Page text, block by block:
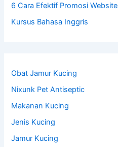
6 Cara Efektif Promosi Website
Kursus Bahasa Inggris
Obat Jamur Kucing
Nixunk Pet Antiseptic
Makanan Kucing
Jenis Kucing
Jamur Kucing